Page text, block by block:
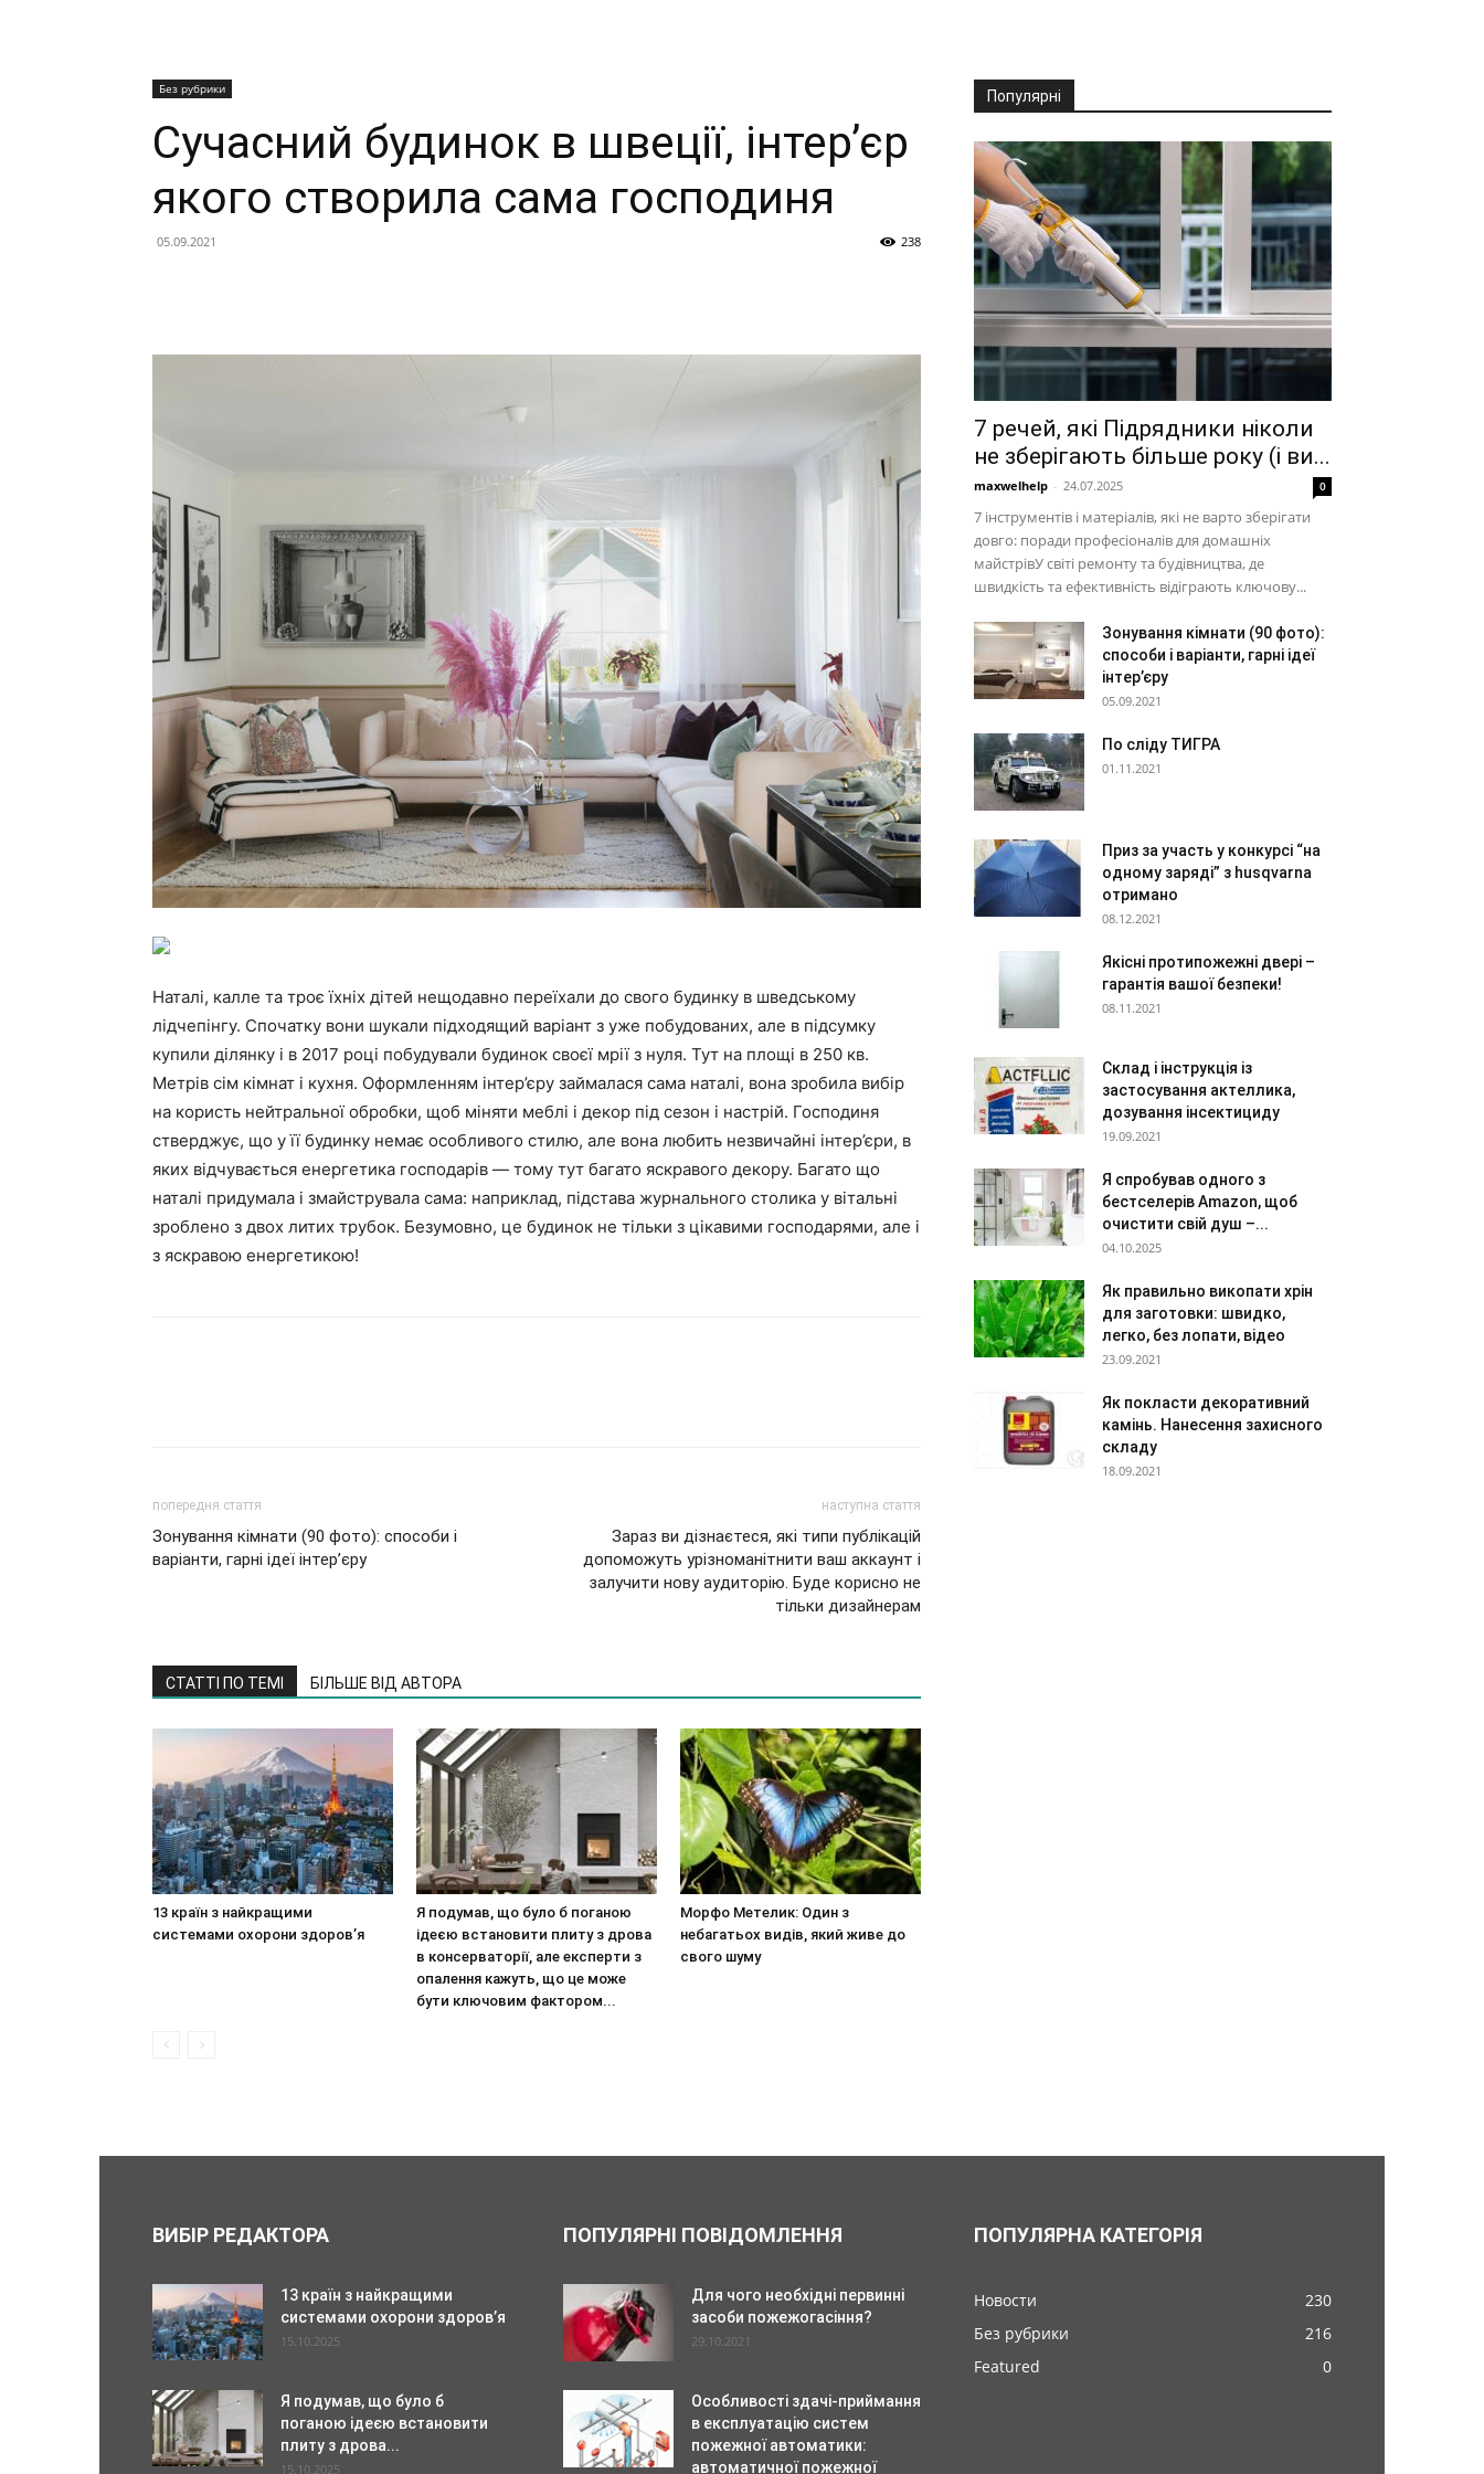
Без рубрики
Сучасний будинок в швеції, інтер’єр
якого створила сама господиня
05.09.2021 238
Наталі, калле та троє їхніх дітей нещодавно переїхали до свого будинку в шведському
лідчепінгу. Спочатку вони шукали підходящий варіант з уже побудованих, але в підсумку
купили ділянку і в 2017 році побудували будинок своєї мрії з нуля. Тут на площі в 250 кв.
Метрів сім кімнат і кухня. Оформленням інтер’єру займалася сама наталі, вона зробила вибір
на користь нейтральної обробки, щоб міняти меблі і декор під сезон і настрій. Господиня
стверджує, що у її будинку немає особливого стилю, але вона любить незвичайні інтер’єри, в
яких відчувається енергетика господарів — тому тут багато яскравого декору. Багато що
наталі придумала і змайструвала сама: наприклад, підстава журнального столика у вітальні
зроблено з двох литих трубок. Безумовно, це будинок не тільки з цікавими господарями, але і
з яскравою енергетикою!
попередня стаття
Зонування кімнати (90 фото): способи і
варіанти, гарні ідеї інтер’єру
наступна стаття
Зараз ви дізнаєтеся, які типи публікацій
допоможуть урізноманітнити ваш аккаунт і
залучити нову аудиторію. Буде корисно не
тільки дизайнерам
СТАТТІ ПО ТЕМІ БІЛЬШЕ ВІД АВТОРА
13 країн з найкращими
системами охорони здоров’я
Я подумав, що було б поганою
ідеєю встановити плиту з дрова
в консерваторії, але експерти з
опалення кажуть, що це може
бути ключовим фактором...
Морфо Метелик: Один з
небагатьох видів, який живе до
свого шуму
Популярні
7 речей, які Підрядники ніколи
не зберігають більше року (і ви...
maxwelhelp - 24.07.2025 0
7 інструментів і матеріалів, які не варто зберігати
довго: поради професіоналів для домашніх
майстрівУ світі ремонту та будівництва, де
швидкість та ефективність відіграють ключову...
Зонування кімнати (90 фото):
способи і варіанти, гарні ідеї
інтер’єру
05.09.2021
По сліду ТИГРА
01.11.2021
Приз за участь у конкурсі “на
одному заряді” з husqvarna
отримано
08.12.2021
Якісні протипожежні двері –
гарантія вашої безпеки!
08.11.2021
Склад і інструкція із
застосування актеллика,
дозування інсектициду
19.09.2021
Я спробував одного з
бестселерів Amazon, щоб
очистити свій душ –...
04.10.2025
Як правильно викопати хрін
для заготовки: швидко,
легко, без лопати, відео
23.09.2021
Як покласти декоративний
камінь. Нанесення захисного
складу
18.09.2021
ВИБІР РЕДАКТОРА
13 країн з найкращими
системами охорони здоров’я
15.10.2025
Я подумав, що було б
поганою ідеєю встановити
плиту з дрова...
15.10.2025
ПОПУЛЯРНІ ПОВІДОМЛЕННЯ
Для чого необхідні первинні
засоби пожежогасіння?
29.10.2021
Особливості здачі-приймання
в експлуатацію систем
пожежної автоматики:
автоматичної пожежної
ПОПУЛЯРНА КАТЕГОРІЯ
Новости
230
Без рубрики
216
Featured
0